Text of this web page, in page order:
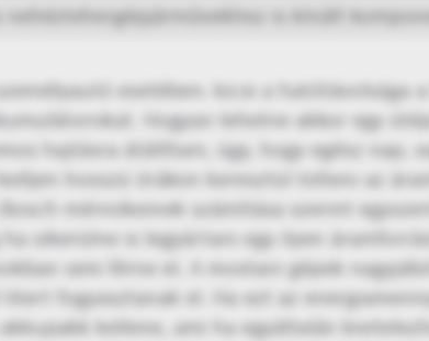
nehéztehergépjárművekhez is kínált
esetében: kicsi a hatótávolsága
Hogyan lehetne akkor egy
hajtásra átállítani, úgy, hogy egész nap,
hosszú órákon keresztül tölteni az
mérnökeinek számítása szerint
sikerülne is legyártani egy ilyen
sem férne el. A mostani gépek
fogyasztanak el. Ha ezt az
kellene, ami ha egyáltalán